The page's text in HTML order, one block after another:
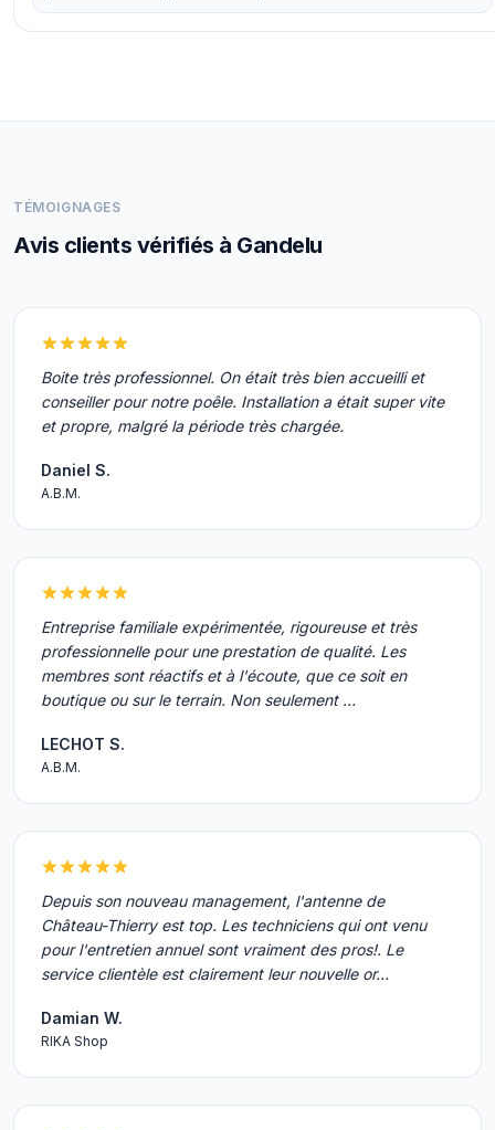
TÉMOIGNAGES
Avis clients vérifiés à Gandelu
Boite très professionnel. On était très bien accueilli et
conseiller pour notre poêle. Installation a était super vite
et propre, malgré la période très chargée.
Daniel S.
A.B.M.
Entreprise familiale expérimentée, rigoureuse et très
professionnelle pour une prestation de qualité. Les
membres sont réactifs et à l'écoute, que ce soit en
boutique ou sur le terrain. Non seulement …
LECHOT S.
A.B.M.
Depuis son nouveau management, l'antenne de
Château-Thierry est top. Les techniciens qui ont venu
pour l'entretien annuel sont vraiment des pros!. Le
service clientèle est clairement leur nouvelle or…
Damian W.
RIKA Shop